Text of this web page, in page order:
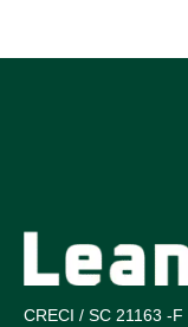
CRECI / SC 21163 -